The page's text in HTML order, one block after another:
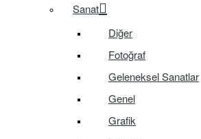
Sanat
Diğer
Fotoğraf
Geleneksel Sanatlar
Genel
Grafik